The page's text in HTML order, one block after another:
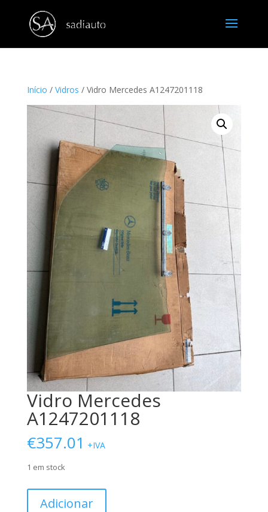
Início / Vidros / Vidro Mercedes A1247201118
Vidro Mercedes
A1247201118
€357.01 +IVA
1 em stock
Adicionar